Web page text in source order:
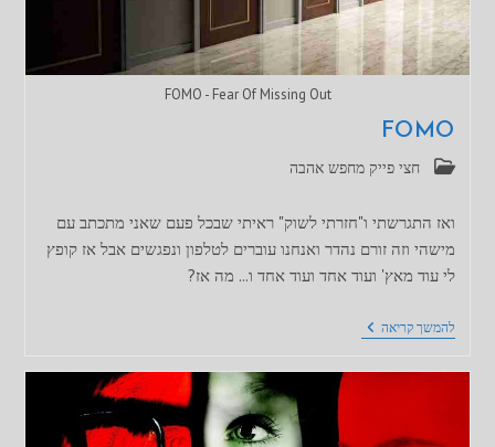
FOMO - Fear Of Missing Out
FOMO
קטגוריה:חצי פייק מחפש אהבה
ואז התגרשתי ו"חזרתי לשוק" ראיתי שבכל פעם שאני מתכתב עם
מישהי וזה זורם נהדר ואנחנו עוברים לטלפון ונפגשים אבל אז קופץ
לי עוד מאץ' ועוד אחד ועוד אחד ו... מה אז?
להמשך קריאהFOMO